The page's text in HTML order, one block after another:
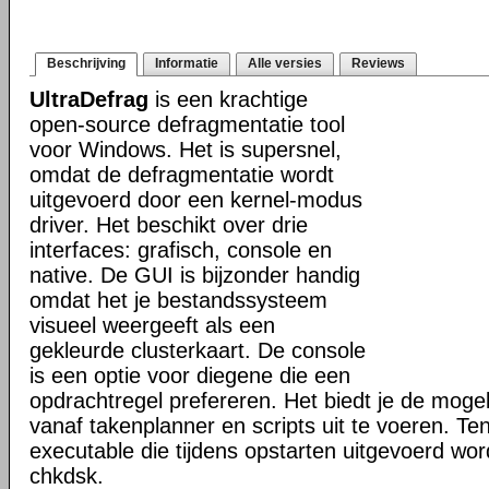
Beschrijving Informatie Alle versies Reviews
UltraDefrag is een krachtige
open-source defragmentatie tool
voor Windows. Het is supersnel,
omdat de defragmentatie wordt
uitgevoerd door een kernel-modus
driver. Het beschikt over drie
interfaces: grafisch, console en
native. De GUI is bijzonder handig
omdat het je bestandssysteem
visueel weergeeft als een
gekleurde clusterkaart. De console
is een optie voor diegene die een
opdrachtregel prefereren. Het biedt je de
vanaf takenplanner en scripts uit te voeren.
executable die tijdens opstarten uitgevoerd
chkdsk.